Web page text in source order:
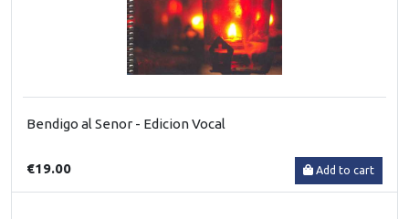
Bendigo al Senor - Edicion Vocal
€19.00 Add to cart